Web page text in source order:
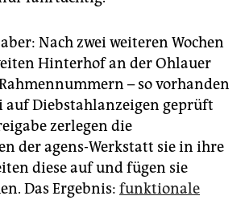
Nach zwei weiteren Wochen
Hinterhof an der Ohlauer
– so vorhanden
auf Diebstahlanzeigen geprüft
zerlegen die
der agens-Werkstatt sie in ihre
diese auf und fügen sie
Das Ergebnis: funktionale